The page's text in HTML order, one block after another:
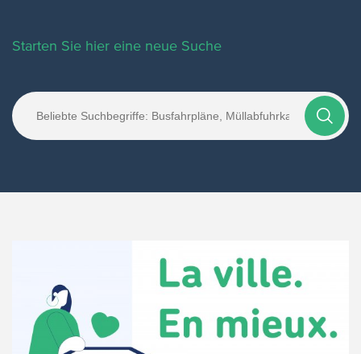
Starten Sie hier eine neue Suche